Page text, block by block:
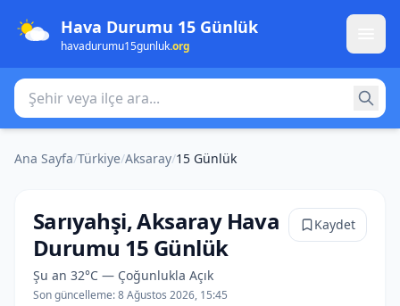
Hava Durumu 15 Günlük
havadurumu15gunluk.org
Şehir veya ilçe ara
Ana Sayfa/Türkiye/Aksaray/15 Günlük
Sarıyahşi, Aksaray Hava
Durumu 15 Günlük
Şu an 32°C — Çoğunlukla Açık
Son güncelleme:8 Ağustos 2026, 15:45
Kaydet